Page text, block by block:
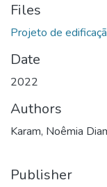
Files
Projeto de
Date
2022
Authors
Karam, Noêmia
Publisher